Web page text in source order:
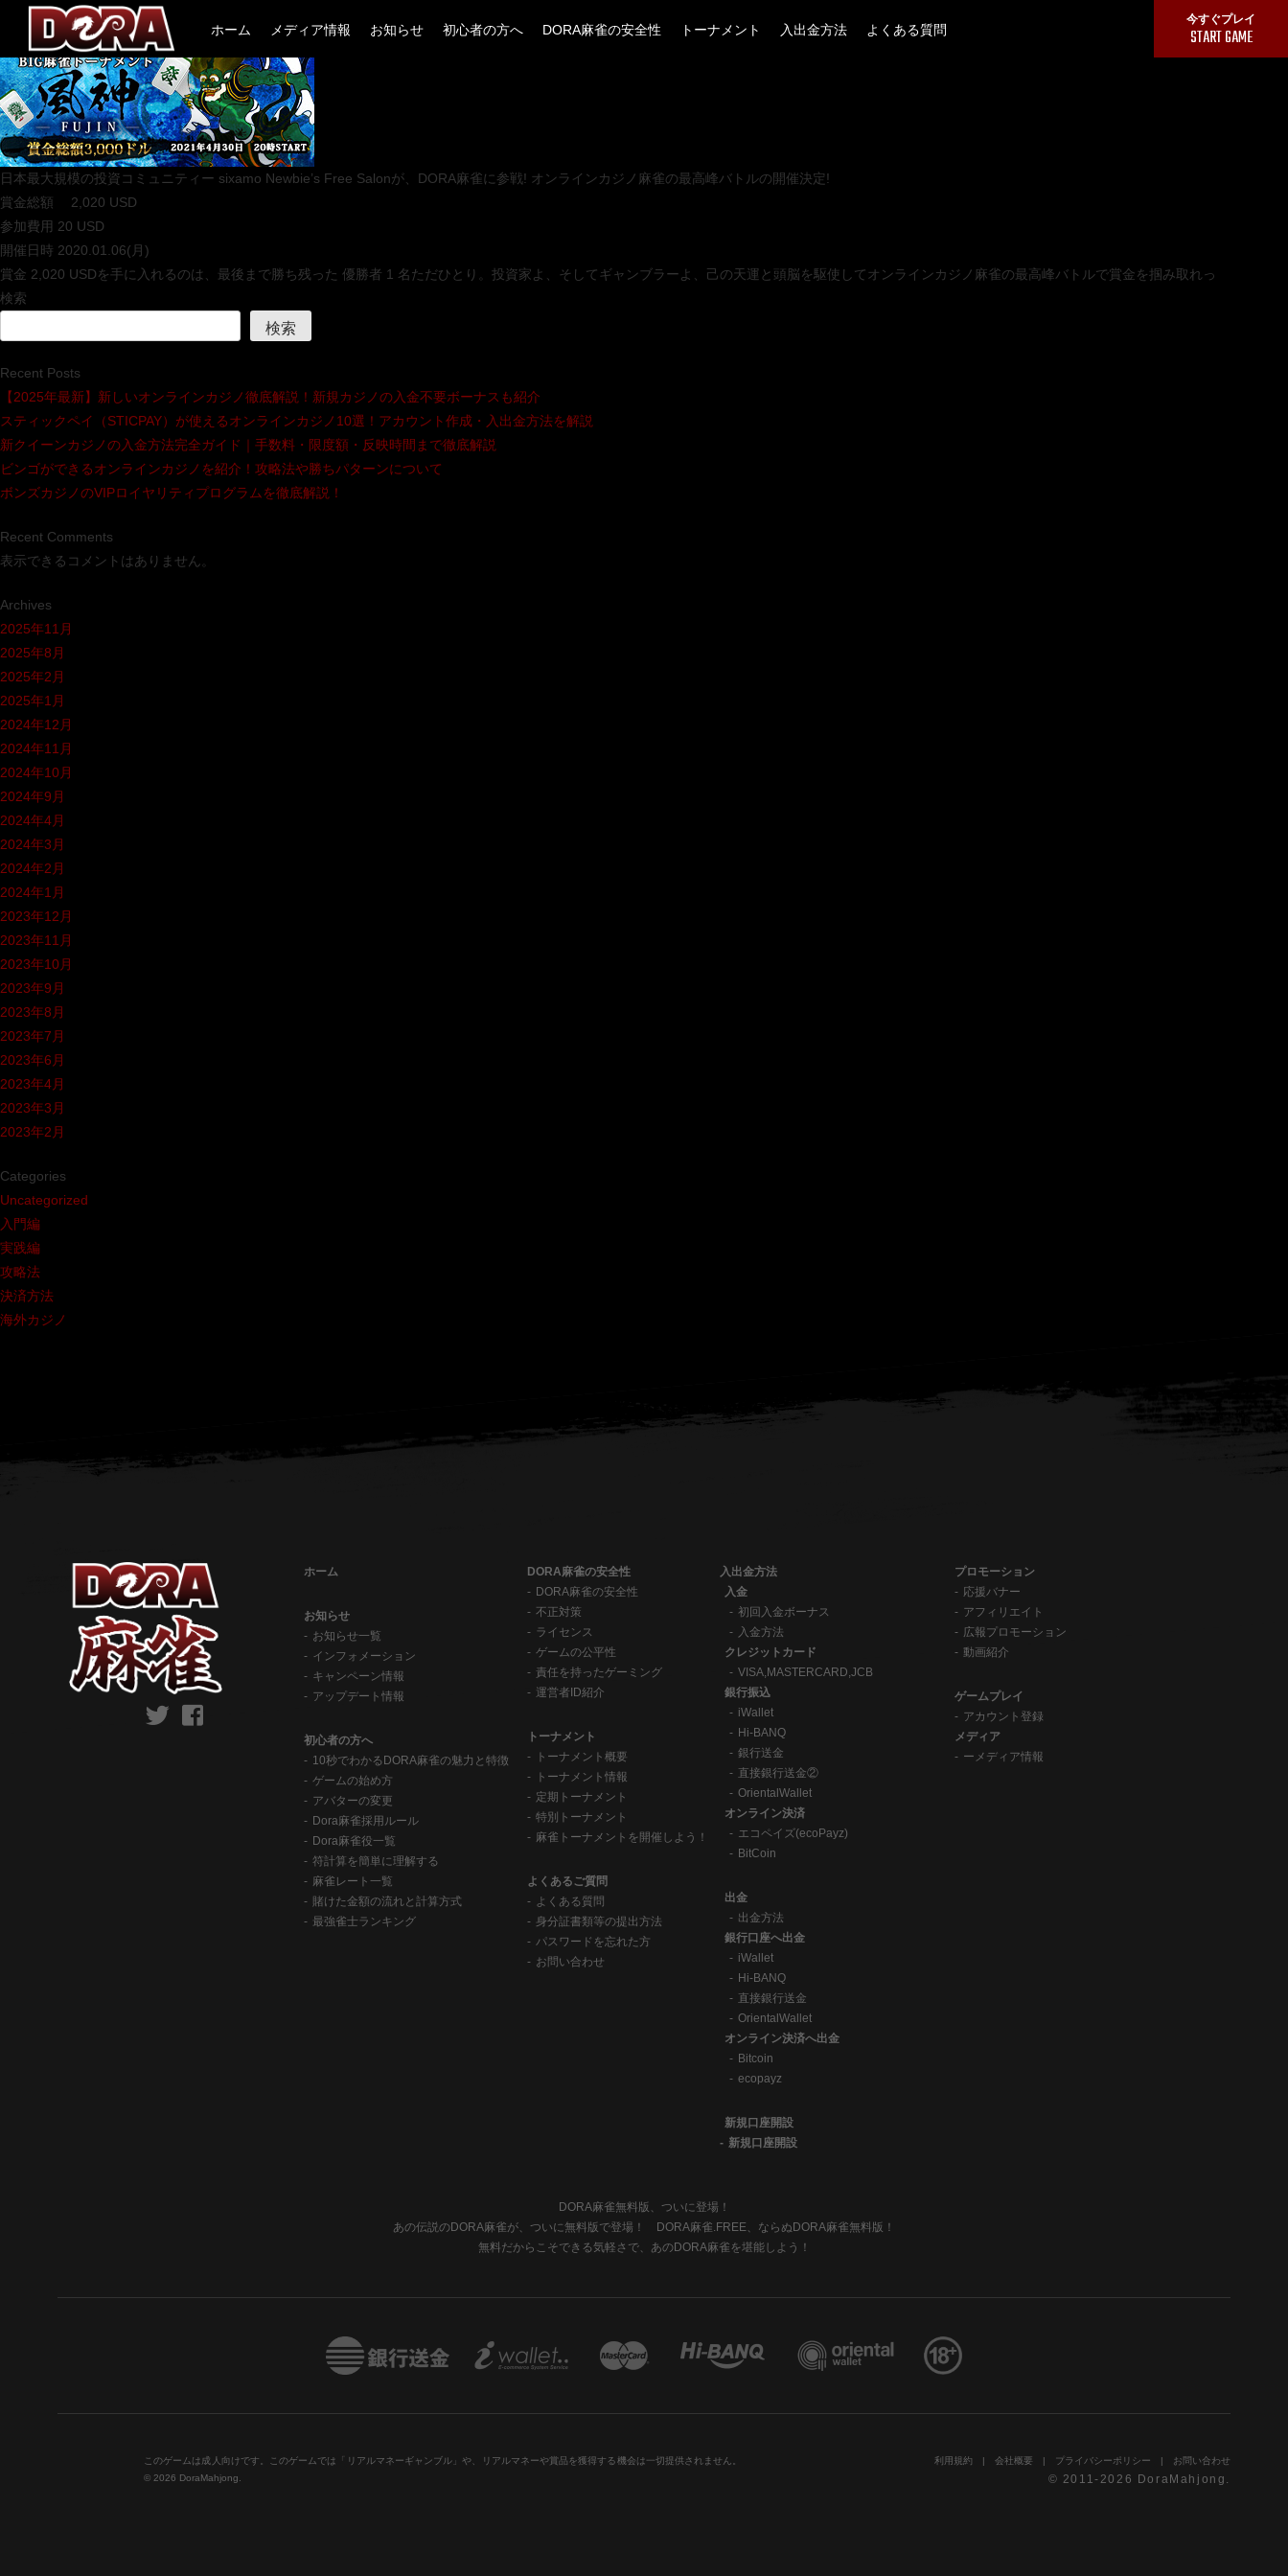
content
ホーム メディア情報 お知らせ 初心者の方へ DORA麻雀の安全性 トーナメント 入出金方法 よくある質問
今すぐプレイ
START GAMEMENU
tr_test001
日本最大規模の投資コミュニティー sixamo Newbie’s Free Salonが、DORA麻雀に参戦! オンラインカジノ麻雀の最高峰バトルの開催決定!
賞金総額 2,020 USD
参加費用 20 USD
開催日時 2020.01.06(月)
賞金 2,020 USDを手に入れるのは、最後まで勝ち残った 優勝者 1 名ただひとり。投資家よ、そしてギャンブラーよ、己の天運と頭脳を駆使してオンラインカジノ麻雀の最高峰バトルで賞金を掴み取れっ
検索
検索
Recent Posts
【2025年最新】新しいオンラインカジノ徹底解説！新規カジノの入金不要ボーナスも紹介
スティックペイ（STICPAY）が使えるオンラインカジノ10選！アカウント作成・入出金方法を解説
新クイーンカジノの入金方法完全ガイド｜手数料・限度額・反映時間まで徹底解説
ビンゴができるオンラインカジノを紹介！攻略法や勝ちパターンについて
ボンズカジノのVIPロイヤリティプログラムを徹底解説！
Recent Comments
表示できるコメントはありません。
Archives
2025年11月
2025年8月
2025年2月
2025年1月
2024年12月
2024年11月
2024年10月
2024年9月
2024年4月
2024年3月
2024年2月
2024年1月
2023年12月
2023年11月
2023年10月
2023年9月
2023年8月
2023年7月
2023年6月
2023年4月
2023年3月
2023年2月
Categories
Uncategorized
入門編
実践編
攻略法
決済方法
海外カジノ
ホーム
お知らせ
お知らせ一覧
インフォメーション
キャンペーン情報
アップデート情報
初心者の方へ
10秒でわかるDORA麻雀の魅力と特徴
ゲームの始め方
アバターの変更
Dora麻雀採用ルール
Dora麻雀役一覧
符計算を簡単に理解する
麻雀レート一覧
賭けた金額の流れと計算方式
最強雀士ランキング
DORA麻雀の安全性
DORA麻雀の安全性
不正対策
ライセンス
ゲームの公平性
責任を持ったゲーミング
運営者ID紹介
トーナメント
トーナメント概要
トーナメント情報
定期トーナメント
特別トーナメント
麻雀トーナメントを開催しよう！
よくあるご質問
よくある質問
身分証書類等の提出方法
パスワードを忘れた方
お問い合わせ
入出金方法
入金
初回入金ボーナス
入金方法
クレジットカード
VISA,MASTERCARD,JCB
銀行振込
iWallet
Hi-BANQ
銀行送金
直接銀行送金②
OrientalWallet
オンライン決済
エコペイズ(ecoPayz)
BitCoin
出金
出金方法
銀行口座へ出金
iWallet
Hi-BANQ
直接銀行送金
OrientalWallet
オンライン決済へ出金
Bitcoin
ecopayz
新規口座開設
新規口座開設
プロモーション
応援バナー
アフィリエイト
広報プロモーション
動画紹介
ゲームプレイ
アカウント登録
メディア
ーメディア情報
DORA麻雀無料版、ついに登場！
あの伝説のDORA麻雀が、ついに無料版で登場！ DORA麻雀.FREE、ならぬDORA麻雀無料版！
無料だからこそできる気軽さで、あのDORA麻雀を堪能しよう！
このゲームは成人向けです。このゲームでは「リアルマネーギャンブル」や、リアルマネーや賞品を獲得する機会は一切提供されません。
© 2026 DoraMahjong.
利用規約 会社概要 プライバシーポリシー お問い合わせ
© 2011-2026 DoraMahjong.